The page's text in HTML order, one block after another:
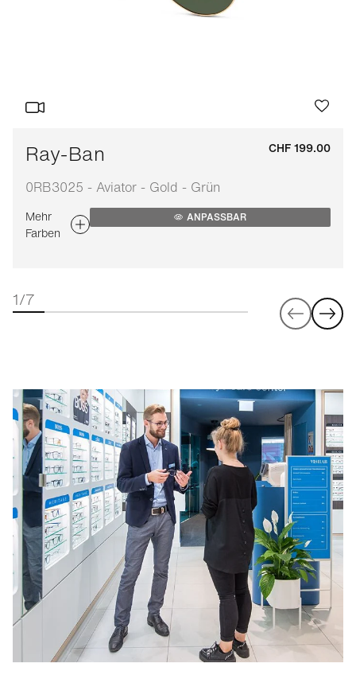
Ray-Ban
0RB3025 - Aviator - Gold - Grün
CHF 199.00
Mehr
Farben
ANPASSBAR
1/7